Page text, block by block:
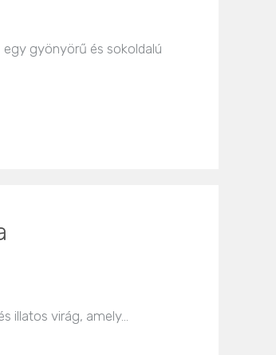
egy gyönyörű és sokoldalú
illatos virág, amely…